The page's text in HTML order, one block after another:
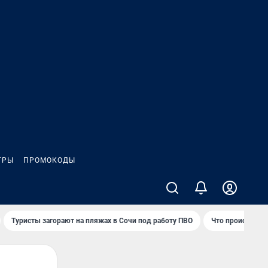
ПРОМОКОДЫ
Туристы загорают на пляжах в Сочи под работу ПВО Что происходит